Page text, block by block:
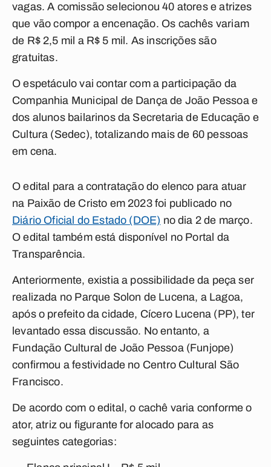
vagas. A comissão selecionou 40 atores e atrizes
que vão compor a encenação. Os cachês variam
de R$ 2,5 mil a R$ 5 mil. As inscrições são
gratuitas.
O espetáculo vai contar com a participação da
Companhia Municipal de Dança de João Pessoa e
dos alunos bailarinos da Secretaria de Educação e
Cultura (Sedec), totalizando mais de 60 pessoas
em cena.
O edital para a contratação do elenco para atuar
na Paixão de Cristo em 2023 foi publicado no
Diário Oficial do Estado (DOE) no dia 2 de março.
O edital também está disponível no Portal da
Transparência.
Anteriormente, existia a possibilidade da peça ser
realizada no Parque Solon de Lucena, a Lagoa,
após o prefeito da cidade, Cícero Lucena (PP), ter
levantado essa discussão. No entanto, a
Fundação Cultural de João Pessoa (Funjope)
confirmou a festividade no Centro Cultural São
Francisco.
De acordo com o edital, o cachê varia conforme o
ator, atriz ou figurante for alocado para as
seguintes categorias: